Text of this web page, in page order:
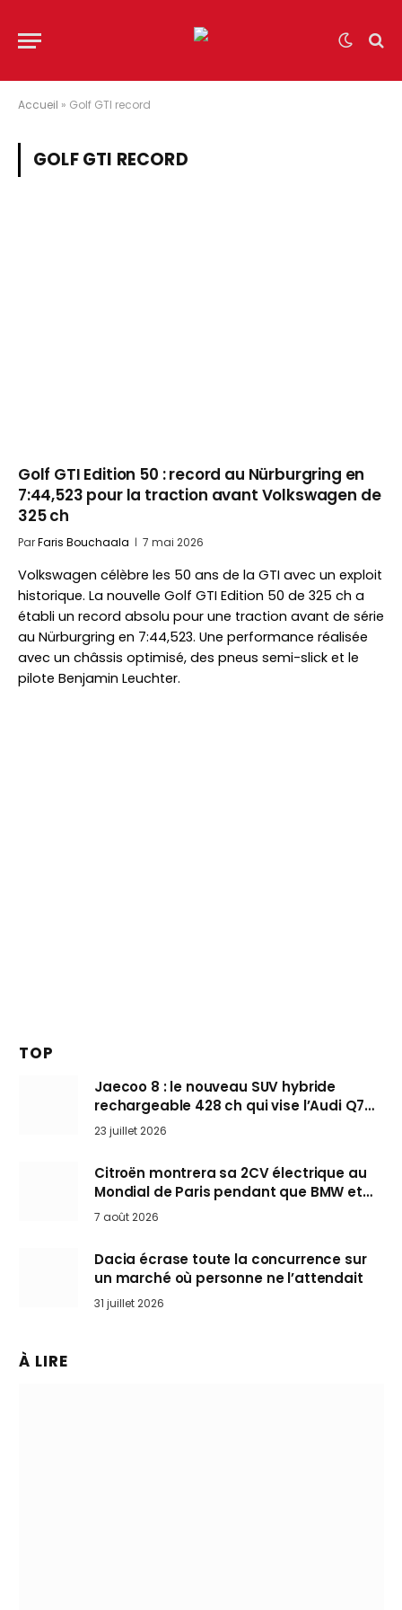
Accueil » Golf GTI record
GOLF GTI RECORD
Golf GTI Edition 50 : record au Nürburgring en
7:44,523 pour la traction avant Volkswagen de
325 ch
ParFaris Bouchaala 7 mai 2026
Volkswagen célèbre les 50 ans de la GTI avec un exploit
historique. La nouvelle Golf GTI Edition 50 de 325 ch a
établi un record absolu pour une traction avant de série
au Nürburgring en 7:44,523. Une performance réalisée
avec un châssis optimisé, des pneus semi-slick et le
pilote Benjamin Leuchter.
TOP
Jaecoo 8 : le nouveau SUV hybride
rechargeable 428 ch qui vise l’Audi Q7
arrive en Europe cet automne
23 juillet 2026
Citroën montrera sa 2CV électrique au
Mondial de Paris pendant que BMW et
Mini désertent le salon
7 août 2026
Dacia écrase toute la concurrence sur
un marché où personne ne l’attendait
31 juillet 2026
À LIRE